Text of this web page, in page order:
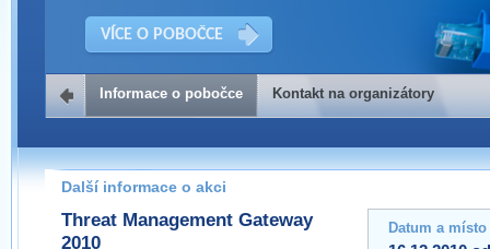
VÍCE O POBOČCE
Kontakt na organizátory
Pokud máte jakýkoliv dotaz na organizátory této akce,
prosím neváhejte nás kontaktovat na e-mailu:
hradec@wug.cz
Informace o pobočce Kontakt na organizátory
Další informace o akci
Threat Management Gateway
2010
Datum a